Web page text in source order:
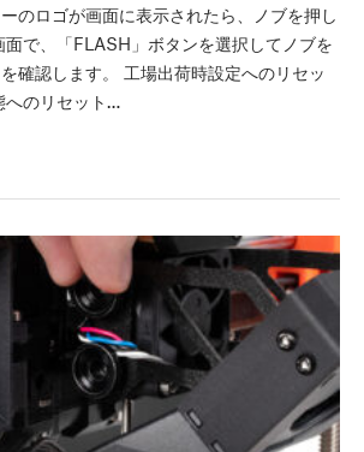
のロゴが画面に表示されたら、ノブを押し
で、「FLASH」ボタンを選択してノブを
確認します。 工場出荷時設定へのリセッ
へのリセット…